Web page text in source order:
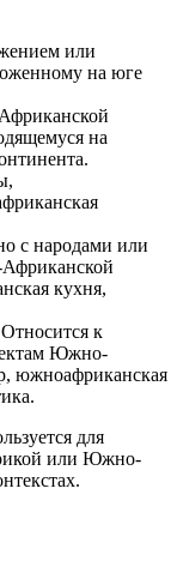
или
на юге
на
с народами или
кухня,
к
Южно-
южноафриканская
для
или Южно-